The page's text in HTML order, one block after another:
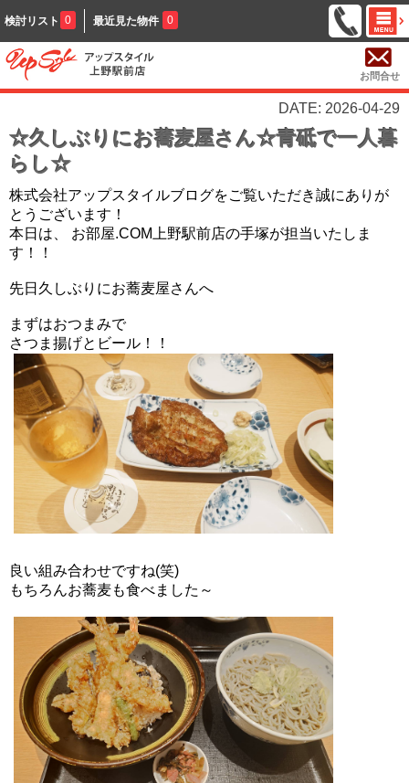
検討リスト 0 最近見た物件 0
お問合せ
DATE: 2026-04-29
☆久しぶりにお蕎麦屋さん☆青砥で一人暮
らし☆
株式会社アップスタイルブログをご覧いただき誠にありが
とうございます！
本日は、 お部屋.COM上野駅前店の手塚が担当いたしま
す！！
先日久しぶりにお蕎麦屋さんへ
まずはおつまみで
さつま揚げとビール！！
良い組み合わせですね(笑)
もちろんお蕎麦も食べました～